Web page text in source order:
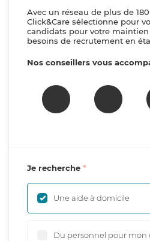
Avec un réseau de plus de
Click&Care sélectionne pour
candidats pour votre
besoins de recrutement en
Nos conseillers vous
Je recherche
Une aide à domicile
Du personnel pour mon